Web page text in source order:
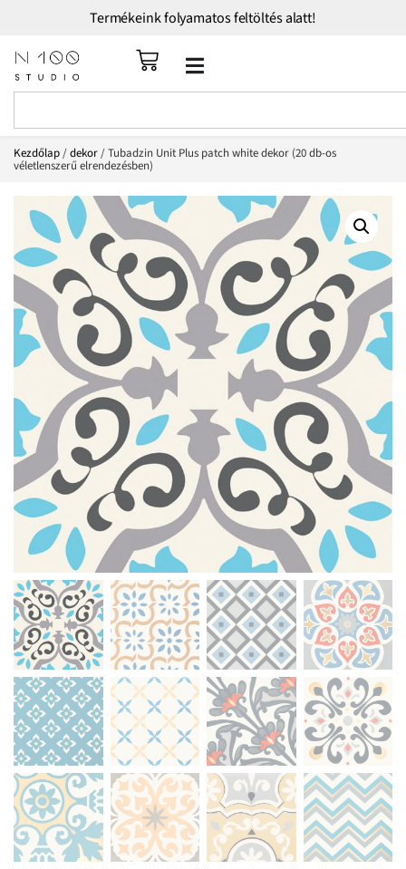
Termékeink folyamatos feltöltés alatt!
Kezdőlap/dekor/ Tubadzin Unit Plus patch white dekor (20 db-os
véletlenszerű elrendezésben)